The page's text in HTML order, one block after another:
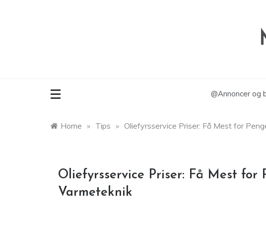
@Annoncer og
Home » Tips » Oliefyrsservice Priser: Få Mest for
Oliefyrsservice Priser: Få Mest for
Varmeteknik